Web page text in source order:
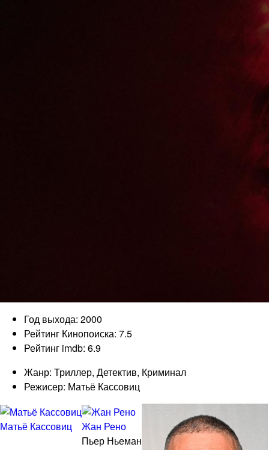
Год выхода: 2000
Рейтинг Кинопоиска: 7.5
Рейтинг imdb: 6.9
Жанр: Триллер, Детектив, Криминал
Режисер: Матьё Кассовиц
Матьё Кассовиц
Жан Рено
Пьер Ньеман